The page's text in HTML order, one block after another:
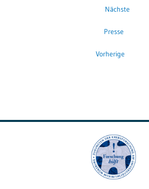
Nächste
Presse
Vorherige